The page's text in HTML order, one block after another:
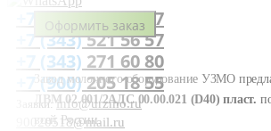
+7 (993)603 18 77
+7 (343)521 56 57
+7 (343) 271 60 80
+7 (900)205 18 55
Заявки:info@urzmo.ru
90020518@mail.ru
Оформить заказ
Завод молочного оборудование УЗМО
ДВМ 02.001/2АДС 00.00.021 (D40) пласт.
всей России.